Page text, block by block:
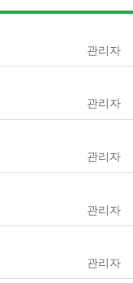
게시판
등록자
관리자
등록자
관리자
등록자
관리자
등록자
관리자
등록자
관리자